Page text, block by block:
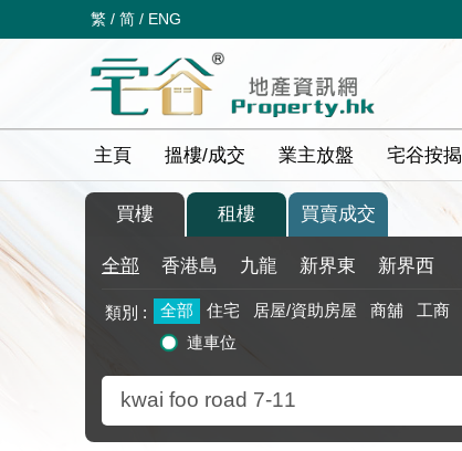
繁 / 简 / ENG
主頁 搵樓/成交 業主放盤 宅谷按揭
買樓 租樓 買賣成交
全部 香港島 九龍 新界東 新界西
類別 : 全部 住宅 居屋/資助房屋 商舖 工商
連車位